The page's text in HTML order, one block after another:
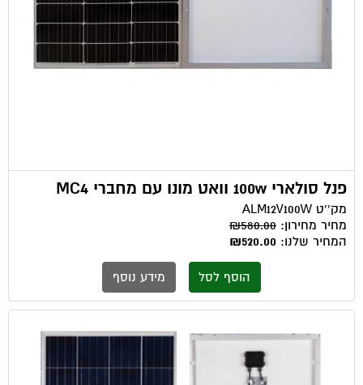
פנל סולארי 100w וואט מונו עם מחברי MC4
מק''ט ALM12V100W
מחיר מחירון: ₪580.00
המחיר שלנו: ₪520.00
הוסף לסל מידע נוסף